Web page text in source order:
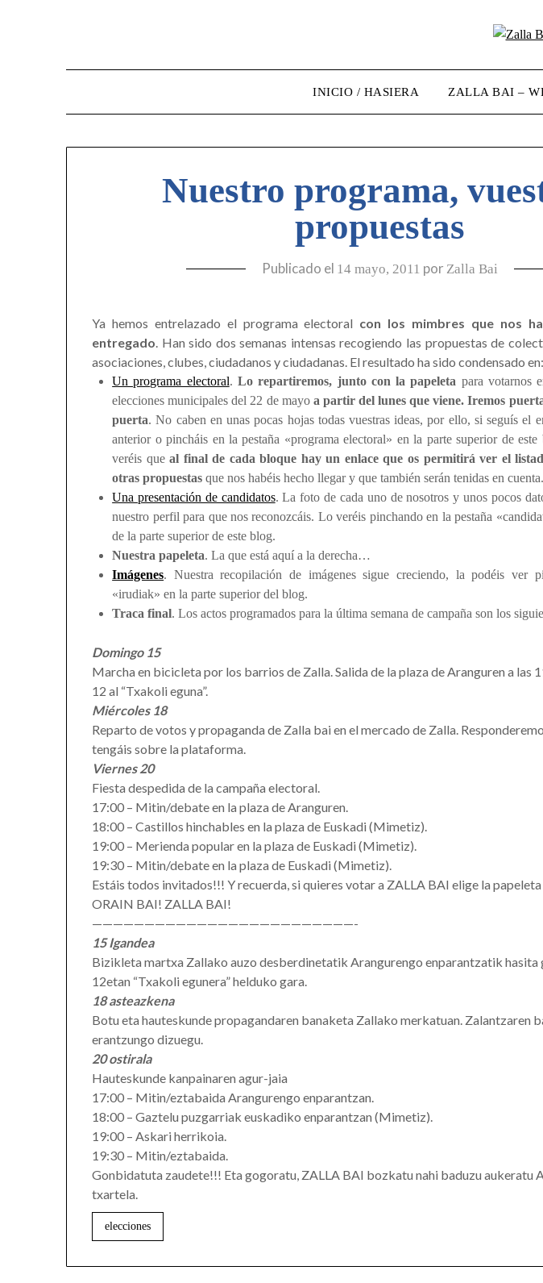
INICIO / HASIERA ZALLA BAI –
Nuestro programa,
propuestas
Publicado el 14 mayo, 2011 por Zalla Bai
Ya hemos entrelazado el programa electoral con los mimbres que nos
entregado. Han sido dos semanas intensas recogiendo las propuestas de
asociaciones, clubes, ciudadanos y ciudadanas. El resultado ha sido condensado en:
Un programa electoral.Lo repartiremos, junto con la papeleta para votarnos
elecciones municipales del 22 de mayo a partir del lunes que viene. Iremos
puerta. No caben en unas pocas hojas todas vuestras ideas, por ello, si seguís el
anterior o pincháis en la pestaña «programa electoral» en la parte superior de este
veréis queal final de cada bloque hay un enlace que os permitirá ver el
otras propuestas que nos habéis hecho llegar y que también serán tenidas en cuenta.
Una presentación de candidatos. La foto de cada uno de nosotros y unos pocos
nuestro perfil para que nos reconozcáis. Lo veréis pinchando en la pestaña
de la parte superior de este blog.
Nuestra papeleta. La que está aquí a la derecha…
Imágenes. Nuestra recopilación de imágenes sigue creciendo, la podéis ver
«irudiak» en la parte superior del blog.
Traca final. Los actos programados para la última semana de campaña son los
Domingo 15
Marcha en bicicleta por los barrios de Zalla. Salida de la plaza de Aranguren a las
12 al “Txakoli eguna”.
Miércoles 18
Reparto de votos y propaganda de Zalla bai en el mercado de Zalla.
tengáis sobre la plataforma.
Viernes 20
Fiesta despedida de la campaña electoral.
17:00 – Mitin/debate en la plaza de Aranguren.
18:00 – Castillos hinchables en la plaza de Euskadi (Mimetiz).
19:00 – Merienda popular en la plaza de Euskadi (Mimetiz).
19:30 – Mitin/debate en la plaza de Euskadi (Mimetiz).
Estáis todos invitados!!! Y recuerda, si quieres votar a ZALLA BAI elige la
ORAIN BAI! ZALLA BAI!
—————————————————————————-
15 Igandea
Bizikleta martxa Zallako auzo desberdinetatik Arangurengo enparantzatik hasita
12etan “Txakoli egunera” helduko gara.
18 asteazkena
Botu eta hauteskunde propagandaren banaketa Zallako merkatuan. Zalantzaren
erantzungo dizuegu.
20 ostirala
Hauteskunde kanpainaren agur-jaia
17:00 – Mitin/eztabaida Arangurengo enparantzan.
18:00 – Gaztelu puzgarriak euskadiko enparantzan (Mimetiz).
19:00 – Askari herrikoia.
19:30 – Mitin/eztabaida.
Gonbidatuta zaudete!!! Eta gogoratu, ZALLA BAI bozkatu nahi baduzu aukeratu
txartela.
elecciones